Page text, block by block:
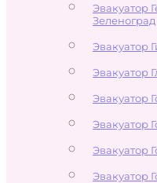
Эвакуатор
Зеленоград
Эвакуатор
Эвакуатор
Эвакуатор
Эвакуатор
Эвакуатор
Эвакуатор